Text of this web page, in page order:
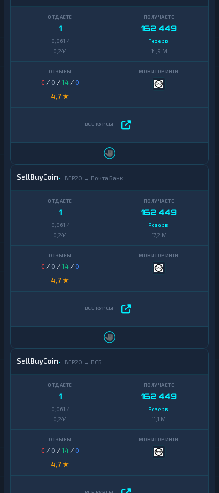
1
0,061 /
0,244
162 449
Резерв:
14,9 M
0 / 0 /14 /0
4,7 ★
SellBuyCoin BEP20 ↔ Почта Банк
1
0,061 /
0,244
162 449
Резерв:
17,2 M
0 / 0 /14 /0
4,7 ★
SellBuyCoin BEP20 ↔ ПСБ
1
0,061 /
0,244
162 449
Резерв:
11,1 M
0 / 0 /14 /0
4,7 ★